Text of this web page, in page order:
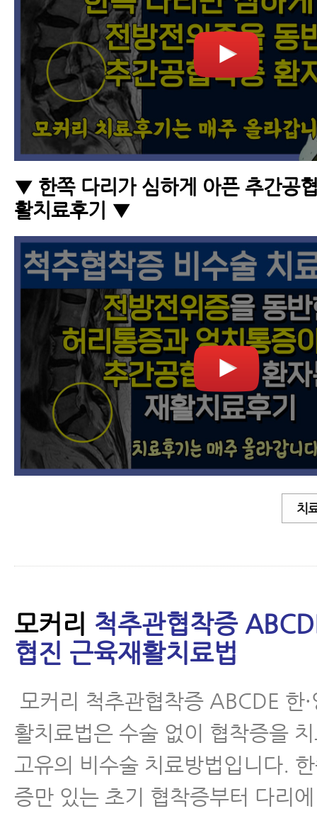
▼ 한쪽 다리가 심하게 아픈 추간공
활치료후기 ▼
치
모커리 척추관협착증
협진 근육재활치료법
모커리 척추관협착증 ABCDE 한
활치료법은 수술 없이 협착증을
고유의 비수술 치료방법입니다.
증만 있는 초기 협착증부터 다리